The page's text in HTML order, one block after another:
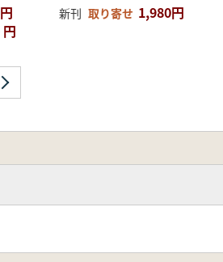
新刊 取り寄せ 1,980円